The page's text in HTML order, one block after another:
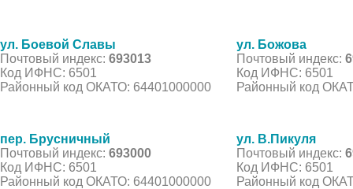
ул. Боевой Славы
Почтовый индекс: 693013
Код ИФНС: 6501
Районный код ОКАТО: 64401000000
ул. Божова
Почтовый индекс:
Код ИФНС: 6501
Районный код
пер. Брусничный
Почтовый индекс: 693000
Код ИФНС: 6501
Районный код ОКАТО: 64401000000
ул. В.Пикуля
Почтовый индекс:
Код ИФНС: 6501
Районный код